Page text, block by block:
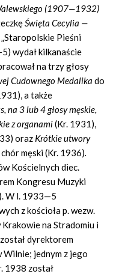
(1907—1932)
Święta Cecylia —
Pieśni
wydał kilkanaście
na trzy głosy
Cudownego Medalikado
a także
na 3 lub 4 głosy męskie,
z organami(Kr. 1931),
oraz Krótkie utwory
męski (Kr. 1936).
Kościelnych diec.
Kongresu Muzyki
W l. 1933—5
z kościoła p. wezw.
Krakowie na Stradomiu i
dyrektorem
Wilnie; jednym z jego
1938 został